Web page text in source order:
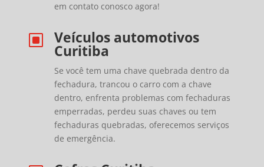
em contato conosco agora!
W Veículos automotivos
Curitiba
Se você tem uma chave quebrada dentro da
fechadura, trancou o carro com a chave
dentro, enfrenta problemas com fechaduras
emperradas, perdeu suas chaves ou tem
fechaduras quebradas, oferecemos serviços
de emergência.